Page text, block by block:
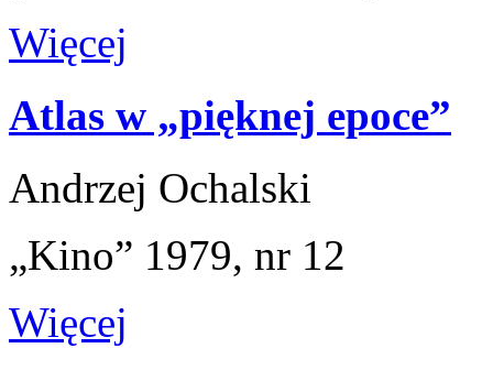
Więcej
Atlas w „pięknej epoce”
Andrzej Ochalski
„Kino” 1979, nr 12
Więcej